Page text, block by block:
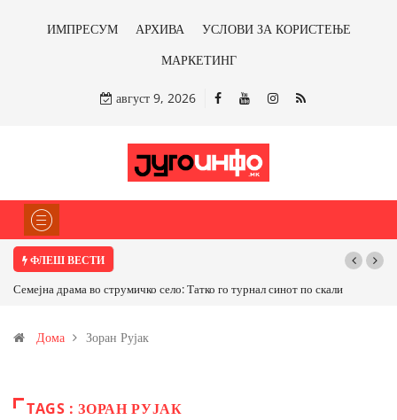
ИМПРЕСУМ АРХИВА
УСЛОВИ ЗА КОРИСТЕЊЕ
МАРКЕТИНГ
август 9, 2026
ФЛЕШ ВЕСТИ
Семејна драма во струмичко село: Татко го турнал синот по скали
Дома Зоран Рујак
TAGS : ЗОРАН РУЈАК